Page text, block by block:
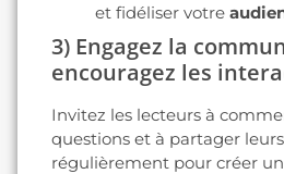
et fidéliser votre
3) Engagez la
encouragez les
Invitez les lecteurs à
questions et à partager
régulièrement pour créer